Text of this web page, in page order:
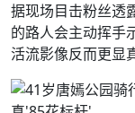
据现场目击粉丝透
的路人会主动挥手
活流影像反而更显